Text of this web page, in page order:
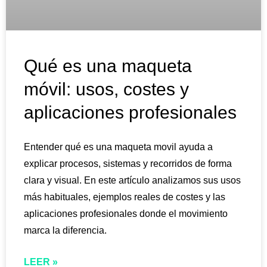
Qué es una maqueta
móvil: usos, costes y
aplicaciones profesionales
Entender qué es una maqueta movil ayuda a
explicar procesos, sistemas y recorridos de forma
clara y visual. En este artículo analizamos sus usos
más habituales, ejemplos reales de costes y las
aplicaciones profesionales donde el movimiento
marca la diferencia.
LEER »